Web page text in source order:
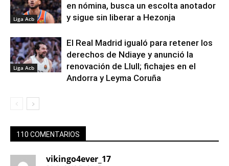
Liga Acb
en nómina, busca un escolta anotador
y sigue sin liberar a Hezonja
Liga Acb
El Real Madrid igualó para retener los
derechos de Ndiaye y anunció la
renovación de Llull; fichajes en el
Andorra y Leyma Coruña
110 COMENTARIOS
vikingo4ever_17